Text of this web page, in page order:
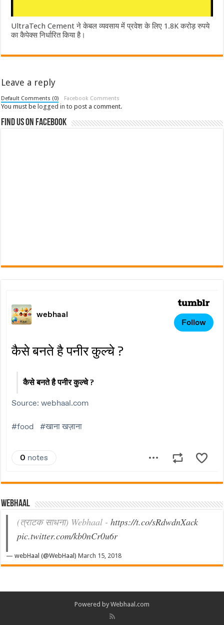
UltraTech Cement ने केबल व्यवसाय में प्रवेश के लिए 1.8K करोड़ रुपये
का कैपेक्स निर्धारित किया है।
Leave a reply
Default Comments (0) Facebook Comments
You must be logged in to post a comment.
Find us on Facebook
Webhaal
(त्राटक साधना) Webhaal -https://t.co/sRdwdnXack
pic.twitter.com/kb0nCr0u6r
— webHaal (@WebHaal)March 15, 2018
Powered by Webhaal.com